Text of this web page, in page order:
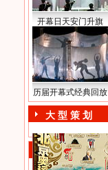
开幕日天安门升旗
历届开幕式经典回放
大 型 策 划